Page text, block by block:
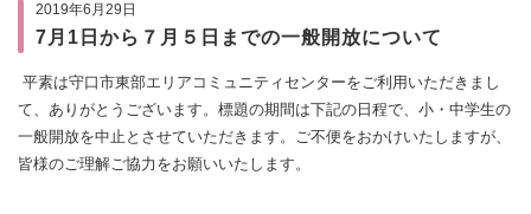
2019年6月29日
7月1日から７月５日までの一般開放について
平素は守口市東部エリアコミュニティセンターをご利用いただきまし
て、ありがとうございます。標題の期間は下記の日程で、小・中学生の
一般開放を中止とさせていただきます。ご不便をおかけいたしますが、
皆様のご理解ご協力をお願いいたします。